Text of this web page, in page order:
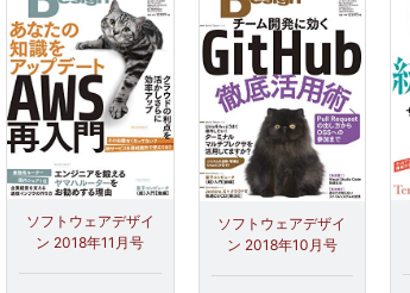
ソフトウェアデザイ
ン 2018年11月号
ソフトウェアデザイ
ン 2018年10月号